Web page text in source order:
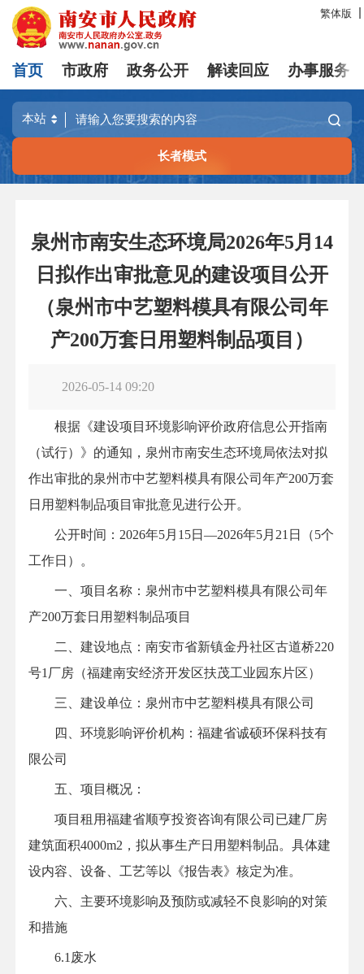
繁体版
首页 市政府 政务公开 解读回应 办事服务
长者模式
泉州市南安生态环境局2026年5月14
日拟作出审批意见的建设项目公开
（泉州市中艺塑料模具有限公司年
产200万套日用塑料制品项目）
2026-05-14 09:20
根据《建设项目环境影响评价政府信息公开指南
（试行）》的通知，泉州市南安生态环境局依法对拟
作出审批的泉州市中艺塑料模具有限公司年产200万套
日用塑料制品项目审批意见进行公开。
公开时间：2026年5月15日—2026年5月21日（5个
工作日）。
一、项目名称：泉州市中艺塑料模具有限公司年
产200万套日用塑料制品项目
二、建设地点：南安市省新镇金丹社区古道桥220
号1厂房（福建南安经济开发区扶茂工业园东片区）
三、建设单位：泉州市中艺塑料模具有限公司
四、环境影响评价机构：福建省诚硕环保科技有
限公司
五、项目概况：
项目租用福建省顺亨投资咨询有限公司已建厂房
建筑面积4000m2，拟从事生产日用塑料制品。具体建
设内容、设备、工艺等以《报告表》核定为准。
六、主要环境影响及预防或减轻不良影响的对策
和措施
6.1废水